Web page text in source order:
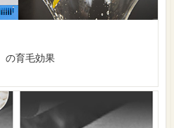
の育毛効果